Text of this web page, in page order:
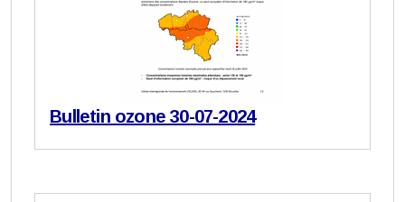
Bulletin ozone 30-07-2024